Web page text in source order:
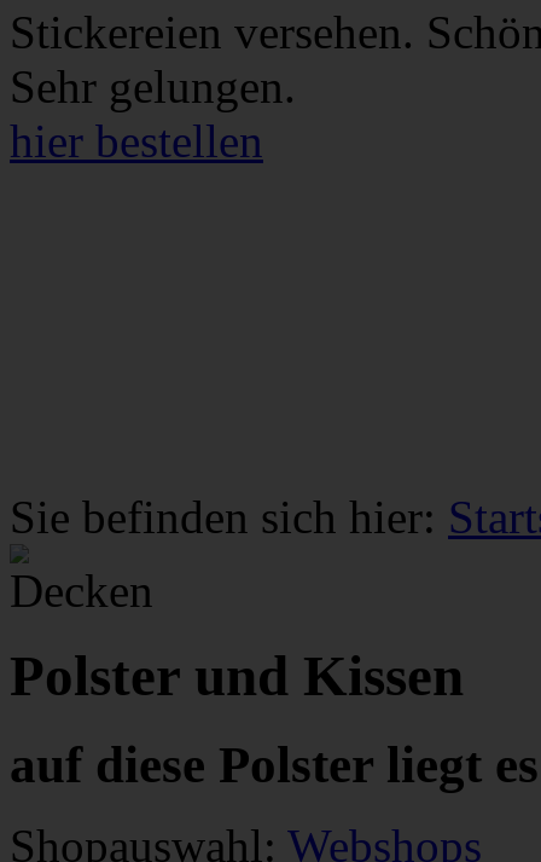
Stickereien versehen.
Sehr gelungen.
hier bestellen
Sie befinden sich hier:
Polster und Kissen
auf diese Polster liegt
Shopauswahl: Webshops